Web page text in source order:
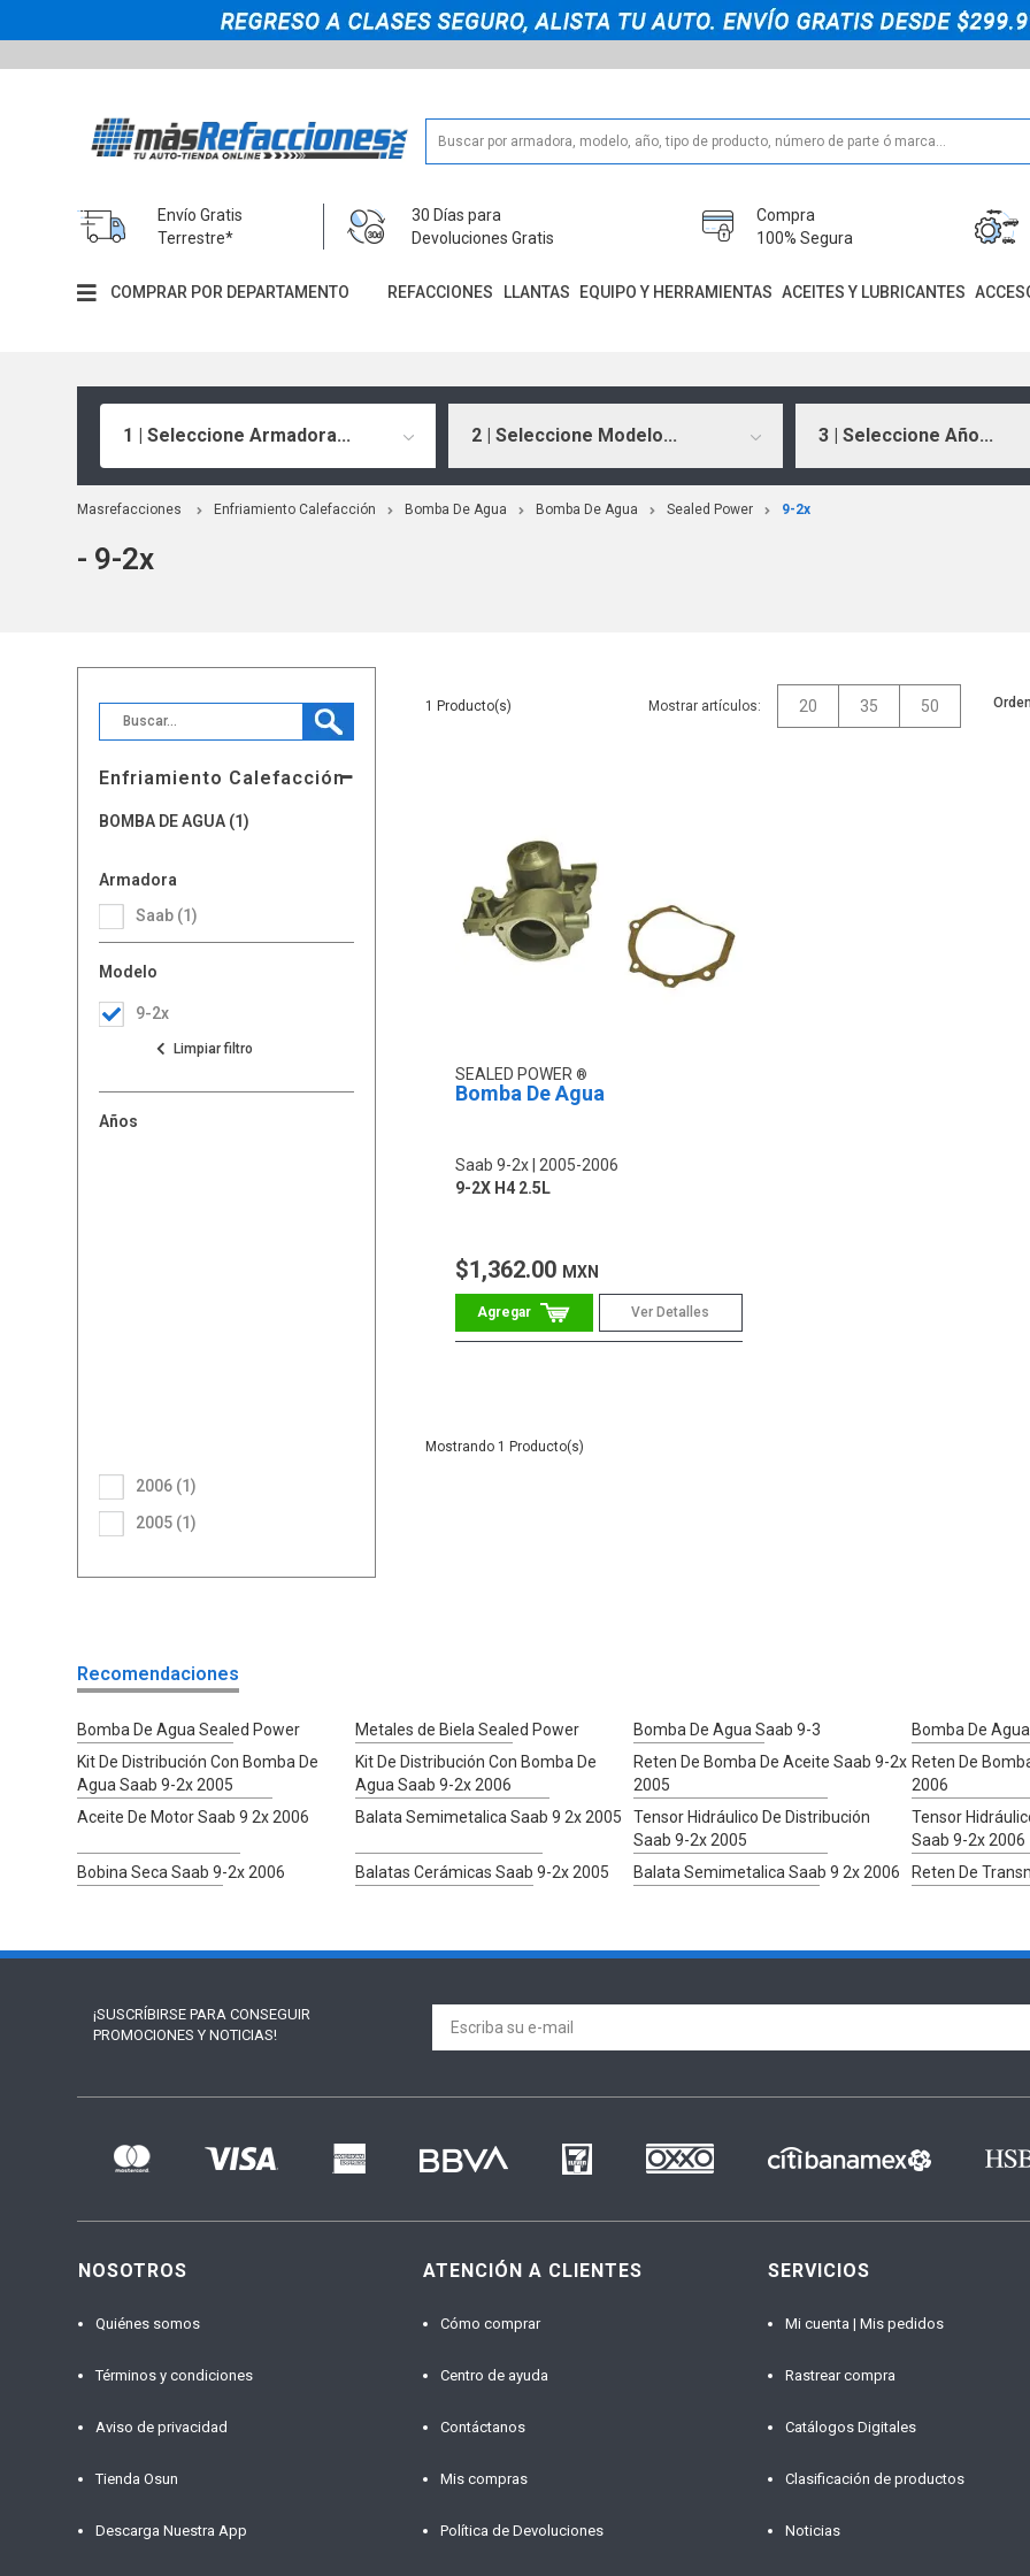
Envío Gratis
Terrestre*
30 Días para
Devoluciones Gratis
Compra
100% Segura
COMPRAR POR DEPARTAMENTO REFACCIONES LLANTAS EQUIPO Y HERRAMIENTAS ACEITES Y LUBRICANTES
1 | Seleccione Armadora... 2 | Seleccione Modelo... 3 | Seleccione Año...
Masrefacciones Enfriamiento Calefacción Bomba De Agua Bomba De Agua Sealed Power 9-2x
- 9-2x
Enfriamiento Calefacción
BOMBA DE AGUA (1)
Armadora
Saab (1)
Modelo
9-2x
Años
2005 (1)
2006 (1)
1 Mostrar artículos: 20 35 50
SEALED POWER
Bomba De Agua
Saab 9-2x
2005-2006
9-2X H4 2.5L
$1,362.00 MXN
Ver Detalles
1
Recomendaciones
Bomba De Agua Sealed Power Metales de Biela Sealed Power Bomba De Agua Saab 9-3 Bomba De
Kit De Distribución Con Bomba De
Agua Saab 9-2x 2005
Kit De Distribución Con Bomba De
Agua Saab 9-2x 2006
Reten De Bomba De Aceite Saab 9-2x
2005
Reten De
2006
Aceite De Motor Saab 9 2x 2006 Balata Semimetalica Saab 9 2x 2005
Tensor Hidráulico De Distribución
Saab 9-2x 2005
Tensor
Saab 9-2x 2006
Bobina Seca Saab 9-2x 2006
Balatas Cerámicas Saab 9-2x 2005 Balata Semimetalica Saab 9 2x 2006 Reten De
¡SUSCRÍBIRSE PARA CONSEGUIR
PROMOCIONES Y NOTICIAS!
NOSOTROS
Quiénes somos
Términos y condiciones
Aviso de privacidad
Tienda Osun
Descarga Nuestra App
ATENCIÓN A CLIENTES
Cómo comprar
Centro de ayuda
Contáctanos
Mis compras
Política de Devoluciones
SERVICIOS
Mi cuenta | Mis pedidos
Rastrear compra
Catálogos Digitales
Clasificación de productos
Noticias